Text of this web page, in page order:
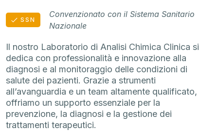
SSN
Convenzionato con il Sistema Sanitario
Nazionale
Il nostro Laboratorio di Analisi Chimica Clinica si
dedica con professionalità e innovazione alla
diagnosi e al monitoraggio delle condizioni di
salute dei pazienti. Grazie a strumenti
all’avanguardia e un team altamente qualificato,
offriamo un supporto essenziale per la
prevenzione, la diagnosi e la gestione dei
trattamenti terapeutici.